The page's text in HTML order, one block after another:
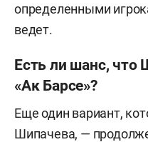
определенными
ведет.
Есть ли шанс, что
«Ак Барсе»?
Еще один вариант,
Шипачева, —